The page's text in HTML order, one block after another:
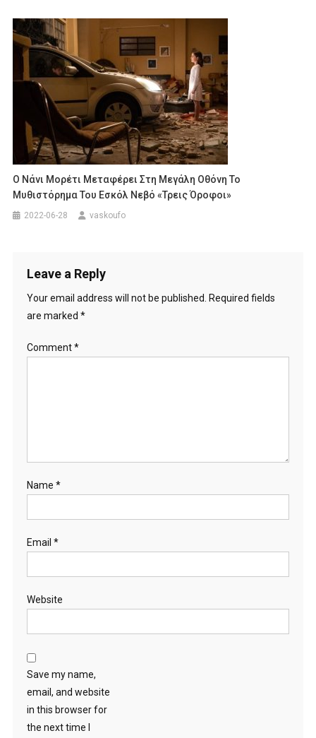
Ο Νάνι Μορέτι Μεταφέρει Στη Μεγάλη Οθόνη Το
Μυθιστόρημα Του Εσκόλ Νεβό «Τρεις Όροφοι»
2022-06-28 vaskoufo
Leave a Reply
Your email address will not be published.
Required fields
are marked *
Comment*
Name *
Email *
Website
Save my name,
email, and website
in this browser for
the next time I